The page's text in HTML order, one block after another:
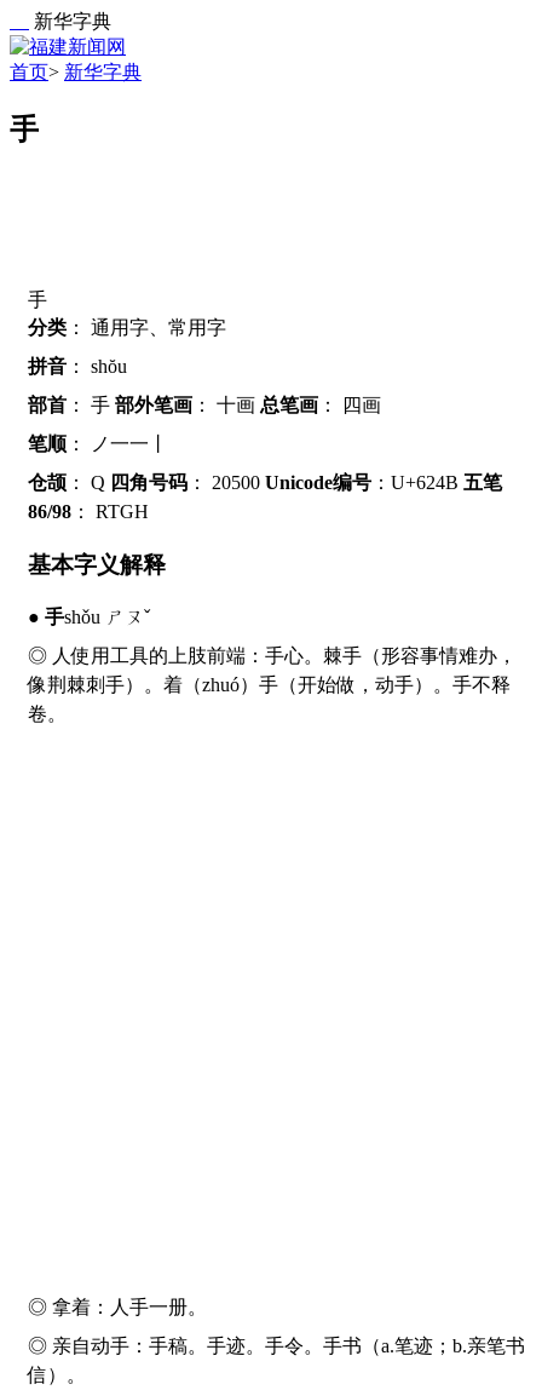
新华字典
首页> 新华字典
手
手
分类 ： 通用字、常用字
拼音 ： shŏu
部首 ： 手 部外笔画 ： 十画 总笔画 ：
四画
笔顺 ：
ノ一一丨
仓颉 ： Q 四角号码 ： 20500 Unicode编号 ：U+624B 五笔
86/98 ： RTGH
基本字义解释
手shǒu ㄕㄡˇ
◎ 人使用工具的上肢前端： 手心。棘手 （形容事情难办，
像荆棘刺手）。着（zhuó） 手 （开始做，动手）。 手不释
卷。
◎ 拿着：人 手一册。
◎ 亲自动手： 手稿。 手迹。 手令。 手书（a.笔迹；b.亲笔书
信）。